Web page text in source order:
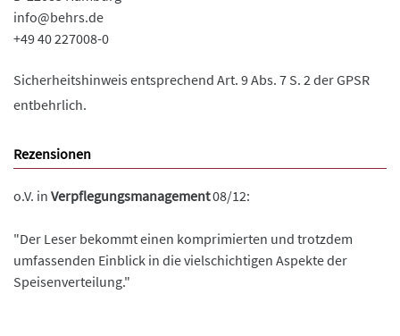
info@behrs.de
+49 40 227008-0
Sicherheitshinweis entsprechend Art. 9 Abs. 7 S. 2 der GPSR
entbehrlich.
Rezensionen
o.V. in Verpflegungsmanagement08/12:
"Der Leser bekommt einen komprimierten und trotzdem
umfassenden Einblick in die vielschichtigen Aspekte der
Speisenverteilung."